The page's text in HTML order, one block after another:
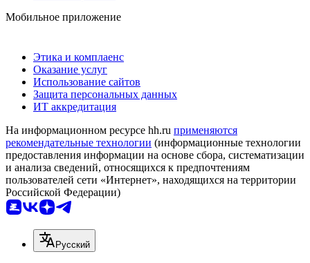
Мобильное приложение
Этика и комплаенс
Оказание услуг
Использование сайтов
Защита персональных данных
ИТ аккредитация
На информационном ресурсе hh.ru применяются
рекомендательные технологии (информационные технологии
предоставления информации на основе сбора, систематизации
и анализа сведений, относящихся к предпочтениям
пользователей сети «Интернет», находящихся на территории
Российской Федерации)
Русский